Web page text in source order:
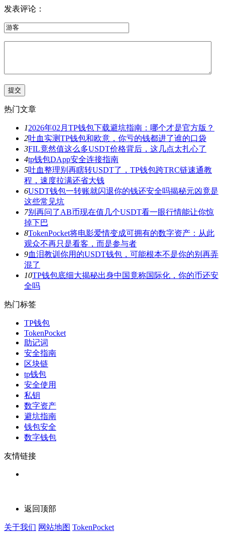
发表评论：
热门文章
12026年02月TP钱包下载避坑指南：哪个才是官方版？
2吐血实测TP钱包和欧意，你亏的钱都进了谁的口袋
3FIL竟然值这么多USDT价格背后，这几点太扎心了
4tp钱包DApp安全连接指南
5吐血整理别再瞎转USDT了，TP钱包跨TRC链速通教
程，速度拉满还省大钱
6USDT钱包一转账就闪退你的钱还安全吗揭秘元凶竟是
这些常见坑
7别再问了AB币现在值几个USDT看一眼行情能让你惊
掉下巴
8TokenPocket将电影爱情变成可拥有的数字资产：从此
观众不再只是看客，而是参与者
9血泪教训你用的USDT钱包，可能根本不是你的别再弄
混了
10TP钱包底细大揭秘出身中国竟称国际化，你的币还安
全吗
热门标签
TP钱包
TokenPocket
助记词
安全指南
区块链
tp钱包
安全使用
私钥
数字资产
避坑指南
钱包安全
数字钱包
友情链接
返回顶部
关于我们 网站地图 TokenPocket